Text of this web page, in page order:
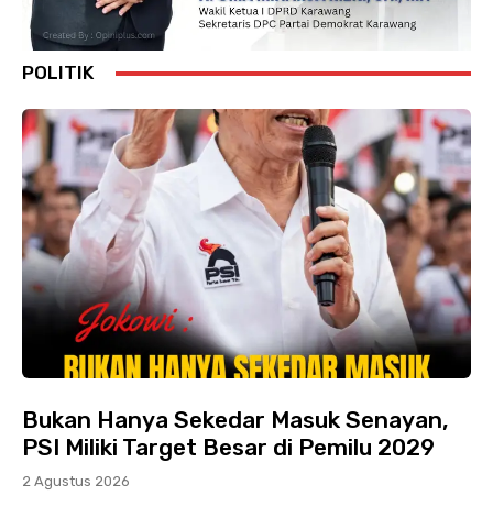
POLITIK
Bukan Hanya Sekedar Masuk Senayan,
PSI Miliki Target Besar di Pemilu 2029
2 Agustus 2026